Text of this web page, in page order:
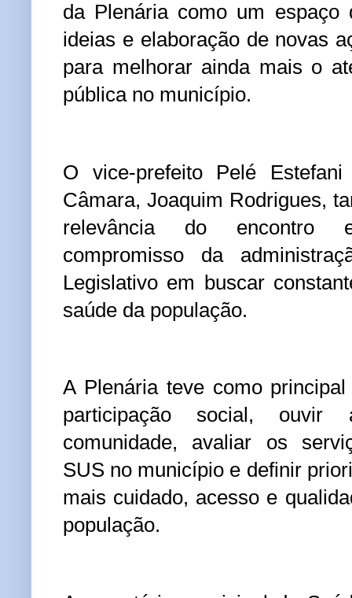
da Plenária como um espaço
ideias e elaboração de novas
para melhorar ainda mais o
pública no município.
O vice-prefeito Pelé
Câmara, Joaquim Rodrigues,
relevância do encontro
compromisso da
Legislativo em buscar
saúde da população.
A Plenária teve como
participação social, ouvir
comunidade, avaliar os
SUS no município e definir
mais cuidado, acesso e
população.